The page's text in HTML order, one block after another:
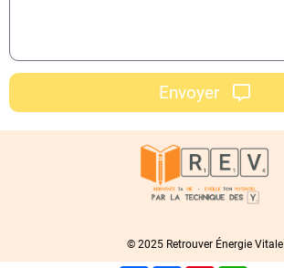
Envoyer
© 2025 Retrouver Énergie Vitale